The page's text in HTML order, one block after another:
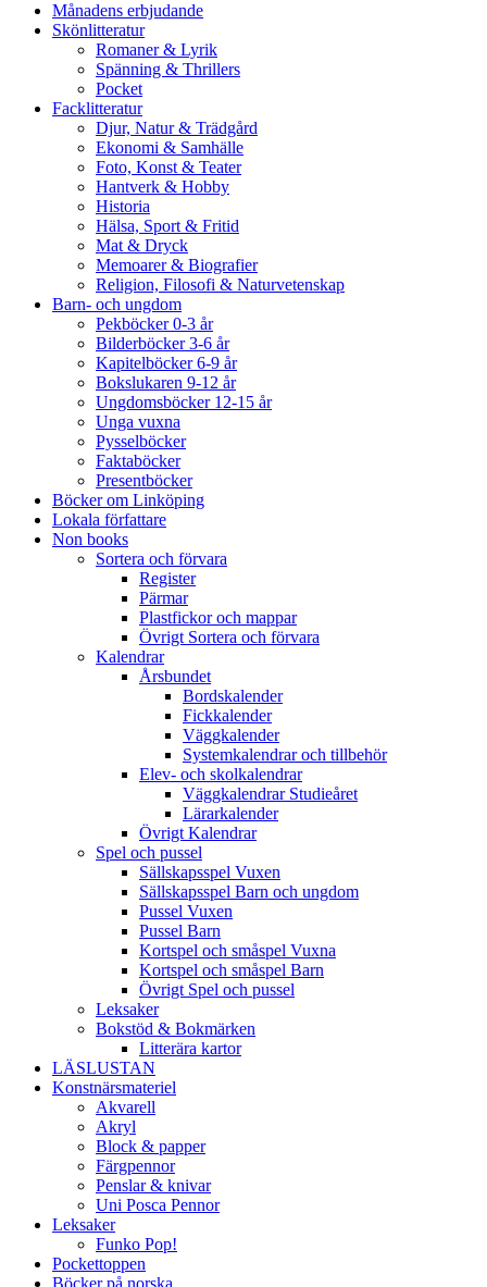
Månadens erbjudande
Skönlitteratur
Romaner & Lyrik
Spänning & Thrillers
Pocket
Facklitteratur
Djur, Natur & Trädgård
Ekonomi & Samhälle
Foto, Konst & Teater
Hantverk & Hobby
Historia
Hälsa, Sport & Fritid
Mat & Dryck
Memoarer & Biografier
Religion, Filosofi & Naturvetenskap
Barn- och ungdom
Pekböcker 0-3 år
Bilderböcker 3-6 år
Kapitelböcker 6-9 år
Bokslukaren 9-12 år
Ungdomsböcker 12-15 år
Unga vuxna
Pysselböcker
Faktaböcker
Presentböcker
Böcker om Linköping
Lokala författare
Non books
Sortera och förvara
Register
Pärmar
Plastfickor och mappar
Övrigt Sortera och förvara
Kalendrar
Årsbundet
Bordskalender
Fickkalender
Väggkalender
Systemkalendrar och tillbehör
Elev- och skolkalendrar
Väggkalendrar Studieåret
Lärarkalender
Övrigt Kalendrar
Spel och pussel
Sällskapsspel Vuxen
Sällskapsspel Barn och ungdom
Pussel Vuxen
Pussel Barn
Kortspel och småspel Vuxna
Kortspel och småspel Barn
Övrigt Spel och pussel
Leksaker
Bokstöd & Bokmärken
Litterära kartor
LÄSLUSTAN
Konstnärsmateriel
Akvarell
Akryl
Block & papper
Färgpennor
Penslar & knivar
Uni Posca Pennor
Leksaker
Funko Pop!
Pockettoppen
Böcker på norska